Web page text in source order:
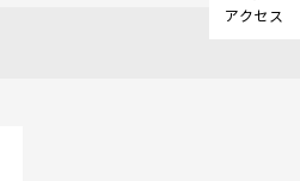
アクセス